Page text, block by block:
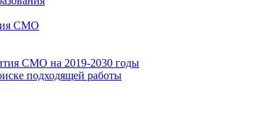
СМО
СМО на 2019-2030 годы
подходящей работы